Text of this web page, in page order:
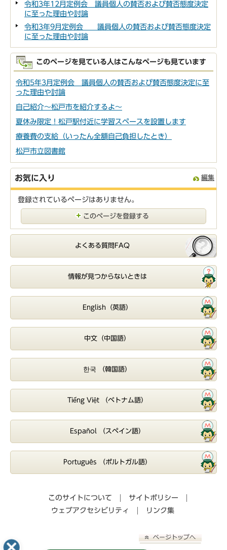
令和3年12月定例会 議員個人の賛否および賛否態度決定
に至った理由や討論
令和3年9月定例会 議員個人の賛否および賛否態度決定
に至った理由や討論
このページを見ている人はこんなページも見ています
令和5年3月定例会 議員個人の賛否および賛否態度決定に至
った理由や討論
自己紹介～松戸市を紹介するよ～
夏休み限定！松戸駅付近に学習スペースを設置します
療養費の支給（いったん全額自己負担したとき）
松戸市立図書館
お気に入り 編集
登録されているページはありません。
このページを登録する
よくある質問FAQ
情報が見つからないときは
English（英語）
中文（中国語）
한국 （韓国語）
Tiếng Việt （ベトナム語）
Español （スペイン語）
Português （ポルトガル語）
このサイトについて
サイトポリシー
ウェブアクセシビリティ
リンク集